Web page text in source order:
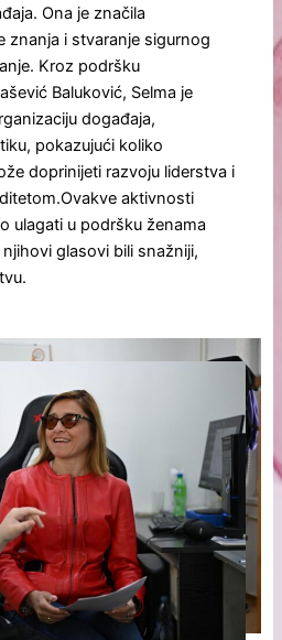
Ona je značila
znanja i stvaranje sigurnog
Kroz podršku
Baluković, Selma je
događaja,
pokazujući koliko
doprinijeti razvoju liderstva i
aktivnosti
ulagati u podršku ženama
glasovi bili snažniji,